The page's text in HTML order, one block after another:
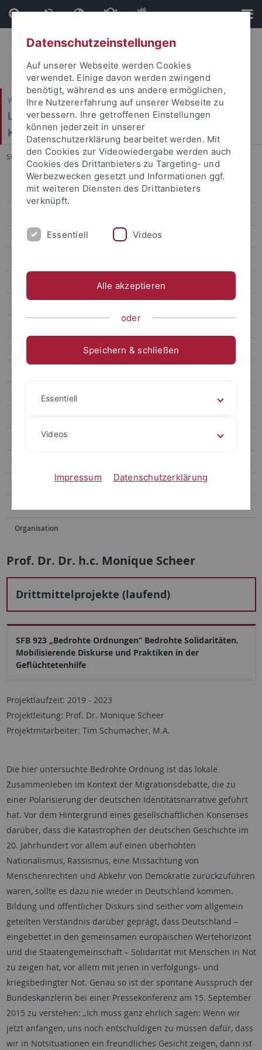
Direkt
zum
Inhalt
Direkt
zur
Fußleiste
Wirtschafts- und Sozialwissenschaftliche Fakultät
Ludwig-Uhland-Institut für Empirische
Kulturwissenschaft
Sie sind hier: Startseite ... Projekte
Professor*innen
Reinhard Johler
Vorträge & Wissenschaftskommunikation
Thomas Thiemeyer
Projektmitarbeiter*innen
Gastwissenschaftler*innen
Organisation
Prof. Dr. Dr. h.c. Monique Scheer
Drittmittelprojekte (laufend)
SFB 923 „Bedrohte Ordnungen“ Bedrohte Solidaritäten.
Mobilisierende Diskurse und Praktiken in der
Geflüchtetenhilfe
Projektlaufzeit: 2019 - 2023
Projektleitung: Prof. Dr. Monique Scheer
Projektmitarbeiter: Tim Schumacher, M.A.
Die hier untersuchte Bedrohte Ordnung ist das lokale
Zusammenleben im Kontext der Migrationsdebatte, die zu
einer Polarisierung der deutschen Identitätsnarrative geführt
hat. Vor dem Hintergrund eines gesellschaftlichen Konsenses
darüber, dass die Katastrophen der deutschen Geschichte im
20. Jahrhundert vor allem auf einen überhöhten
Nationalismus, Rassismus, eine Missachtung von
Menschenrechten und Abkehr von Demokratie zurückzuführen
waren, sollte es dazu nie wieder in Deutschland kommen.
Bildung und öffentlicher Diskurs sind seither vom allgemein
geteilten Verständnis darüber geprägt, dass Deutschland –
eingebettet in den gemeinsamen europäischen Wertehorizont
und die Staatengemeinschaft – Solidarität mit Menschen in Not
zu zeigen hat, vor allem mit jenen in verfolgungs- und
kriegsbedingter Not. Genau so ist der spontane Ausspruch der
Bundeskanzlerin bei einer Pressekonferenz am 15. September
2015 zu verstehen: „Ich muss ganz ehrlich sagen: Wenn wir
jetzt anfangen, uns noch entschuldigen zu müssen dafür, dass
wir in Notsituationen ein freundliches Gesicht zeigen, dann ist
Datenschutzeinstellungen
Auf unserer Webseite werden Cookies
verwendet. Einige davon werden zwingend
benötigt, während es uns andere ermöglichen,
Ihre Nutzererfahrung auf unserer Webseite zu
verbessern. Ihre getroffenen Einstellungen
können jederzeit in unserer
Datenschutzerklärung bearbeitet werden. Mit
den Cookies zur Videowiedergabe werden auch
Cookies des Drittanbieters zu Targeting- und
Werbezwecken gesetzt und Informationen ggf.
mit weiteren Diensten des Drittanbieters
verknüpft.
Essentiell Videos
Alle akzeptieren
oder
Speichern & schließen
Essentiell
Videos
Impressum Datenschutzerklärung